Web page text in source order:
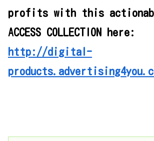
profits with this
ACCESS COLLECTION here:
http://digital-